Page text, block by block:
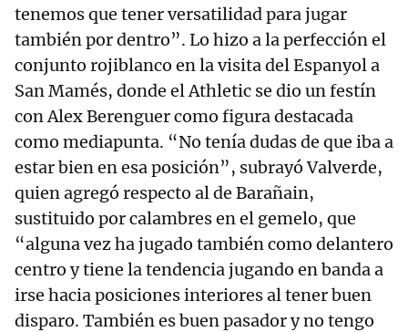
tenemos que tener versatilidad para jugar
también por dentro”. Lo hizo a la perfección el
conjunto rojiblanco en la visita del Espanyol a
San Mamés, donde el Athletic se dio un festín
con Alex Berenguer como figura destacada
como mediapunta. “No tenía dudas de que iba a
estar bien en esa posición”, subrayó Valverde,
quien agregó respecto al de Barañain,
sustituido por calambres en el gemelo, que
“alguna vez ha jugado también como delantero
centro y tiene la tendencia jugando en banda a
irse hacia posiciones interiores al tener buen
disparo. También es buen pasador y no tengo